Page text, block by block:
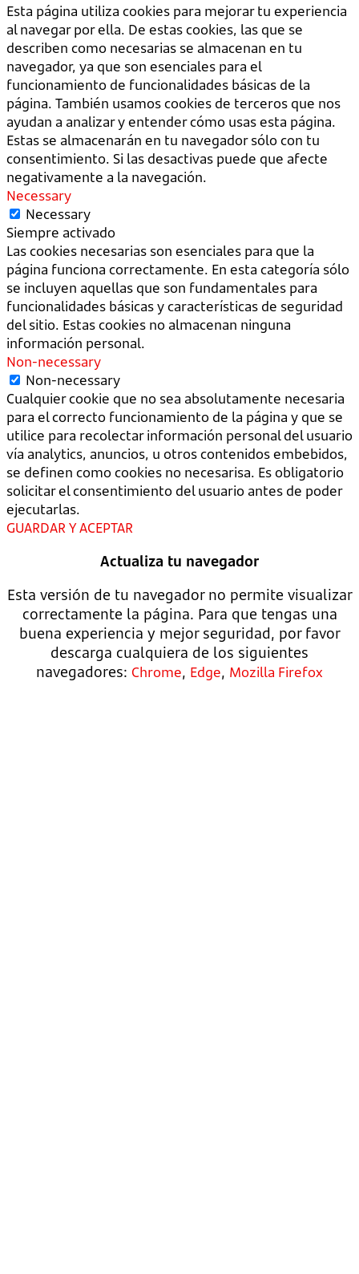
Esta página utiliza cookies para mejorar tu experiencia
al navegar por ella. De estas cookies, las que se
describen como necesarias se almacenan en tu
navegador, ya que son esenciales para el
funcionamiento de funcionalidades básicas de la
página. También usamos cookies de terceros que nos
ayudan a analizar y entender cómo usas esta página.
Estas se almacenarán en tu navegador sólo con tu
consentimiento. Si las desactivas puede que afecte
negativamente a la navegación.
Necessary
Necessary
Siempre activado
Las cookies necesarias son esenciales para que la
página funciona correctamente. En esta categoría sólo
se incluyen aquellas que son fundamentales para
funcionalidades básicas y características de seguridad
del sitio. Estas cookies no almacenan ninguna
información personal.
Non-necessary
Non-necessary
Cualquier cookie que no sea absolutamente necesaria
para el correcto funcionamiento de la página y que se
utilice para recolectar información personal del usuario
vía analytics, anuncios, u otros contenidos embebidos,
se definen como cookies no necesarisa. Es obligatorio
solicitar el consentimiento del usuario antes de poder
ejecutarlas.
GUARDAR Y ACEPTAR
Actualiza tu navegador
Esta versión de tu navegador no permite visualizar
correctamente la página. Para que tengas una
buena experiencia y mejor seguridad, por favor
descarga cualquiera de los siguientes
navegadores: Chrome, Edge, Mozilla Firefox